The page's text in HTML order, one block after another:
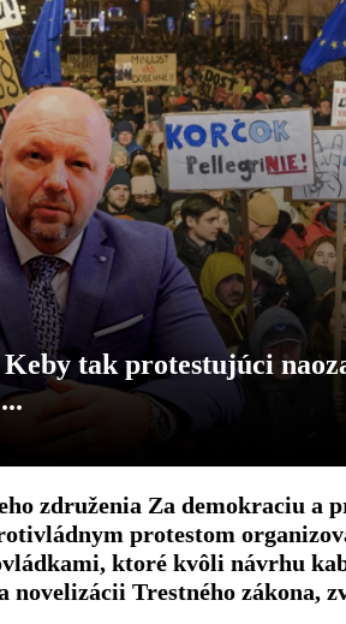
tak protestujúci
združenia Za demokraciu a
protestom
ktoré kvôli návrhu
Trestného zákona,